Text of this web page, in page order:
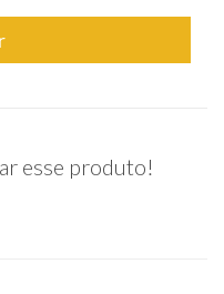
esse produto!